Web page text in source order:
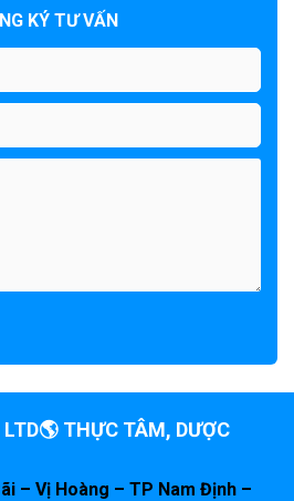
KÝ TƯ VẤN
THỰC TÂM, DƯỢC
– Vị Hoàng – TP Nam Định –